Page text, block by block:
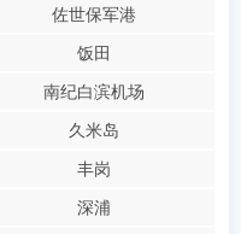
佐世保军港
饭田
南纪白滨机场
久米岛
丰岗
深浦